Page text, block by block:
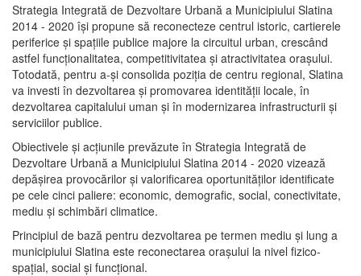
Strategia Integrată de Dezvoltare Urbană a Municipiului Slatina
2014 - 2020 își propune să reconecteze centrul istoric, cartierele
periferice şi spaţiile publice majore la circuitul urban, crescând
astfel funcţionalitatea, competitivitatea şi atractivitatea oraşului.
Totodată, pentru a-şi consolida poziţia de centru regional, Slatina
va investi în dezvoltarea şi promovarea identităţii locale, în
dezvoltarea capitalului uman şi în modernizarea infrastructurii şi
serviciilor publice.
Obiectivele şi acţiunile prevăzute în Strategia Integrată de
Dezvoltare Urbană a Municipiului Slatina 2014 - 2020 vizează
depășirea provocărilor şi valorificarea oportunităţilor identificate
pe cele cinci paliere: economic, demografic, social, conectivitate,
mediu şi schimbări climatice.
Principiul de bază pentru dezvoltarea pe termen mediu şi lung a
municipiului Slatina este reconectarea oraşului la nivel fizico-
spaţial, social şi funcţional.